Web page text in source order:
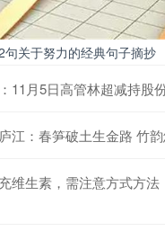
关于努力的经典句子摘抄
11月5日高管林超减持股
江：春笋破土生金路 竹
维生素，需注意方式方法